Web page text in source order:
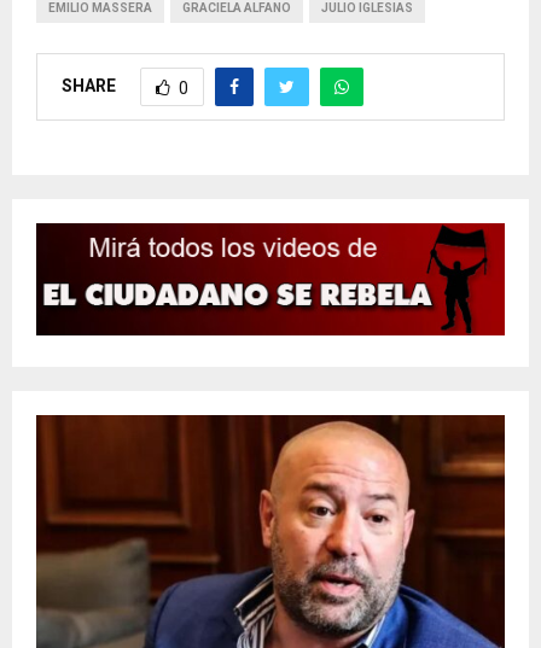
EMILIO MASSERA GRACIELA ALFANO JULIO IGLESIAS
SHARE 0